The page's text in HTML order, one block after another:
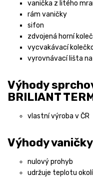
vanička z litého
rám vaničky
sifon
zdvojená horní
vycvakávací
vyrovnávací lišta
Výhody
BRILIANT
vlastní výroba v ČR
Výhody
nulový prohyb
udržuje teplotu